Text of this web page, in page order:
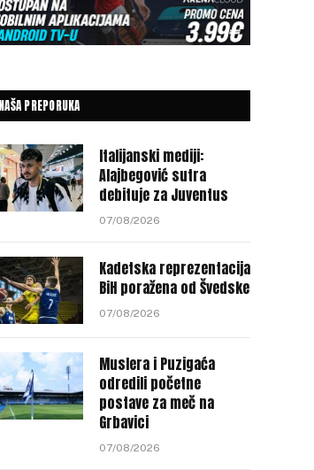
NAŠA PREPORUKA
Italijanski mediji:
Alajbegović sutra
debituje za Juventus
07/08/2026
Kadetska reprezentacija
BiH poražena od Švedske
07/08/2026
Muslera i Puzigaća
odredili početne
postave za meč na
Grbavici
07/08/2026